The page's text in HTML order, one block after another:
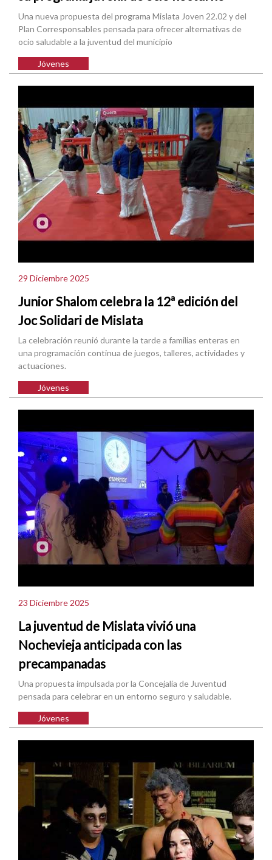
Una nueva propuesta del programa Mislata Joven 22.02 y del
Plan Corresponsables pensada para ofrecer alternativas de
ocio saludable a la juventud del municipio
Jóvenes
29 Diciembre 2025
Junior Shalom celebra la 12ª edición del
Joc Solidari de Mislata
La celebración reunió durante la tarde a familias enteras en
una programación continua de juegos, talleres, actividades y
actuaciones.
Jóvenes
23 Diciembre 2025
La juventud de Mislata vivió una
Nochevieja anticipada con las
precampanadas
Una propuesta impulsada por la Concejalía de Juventud
pensada para celebrar en un entorno seguro y saludable.
Jóvenes